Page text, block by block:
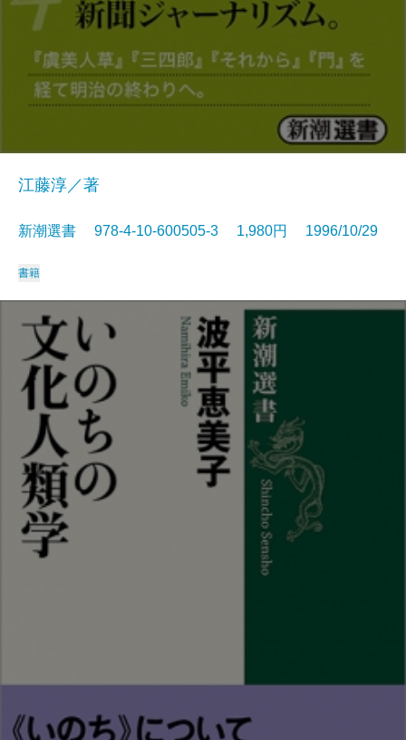
江藤淳／著
新潮選書 978-4-10-600505-3 1,980円 1996/10/29
書籍